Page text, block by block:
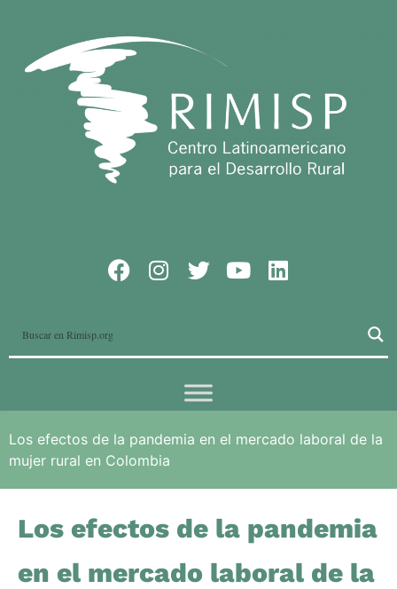
Los efectos de la pandemia en el mercado laboral de la
mujer rural en Colombia
Los efectos de la pandemia
en el mercado laboral de la